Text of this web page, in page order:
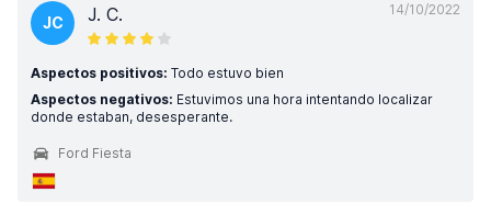
14/10/2022
JC J. C.
Aspectos positivos: Todo estuvo bien
Aspectos negativos: Estuvimos una hora intentando localizar
donde estaban, desesperante.
Ford Fiesta